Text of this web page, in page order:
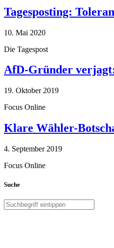
Tagesposting:
10. Mai 2020
Die Tagespost
AfD-Gründer
19. Oktober 2019
Focus Online
Klare Wähler-
4. September 2019
Focus Online
Suche